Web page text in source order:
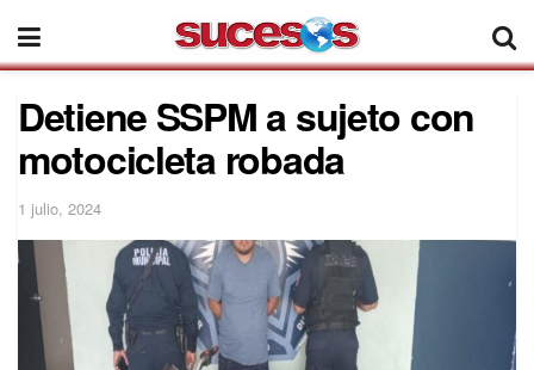
Detiene SSPM a sujeto con
motocicleta robada
1 julio, 2024